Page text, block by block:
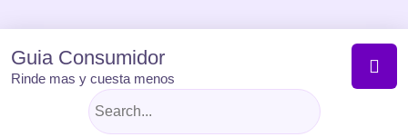
to
content
Guia Consumidor
Rinde mas y cuesta menos